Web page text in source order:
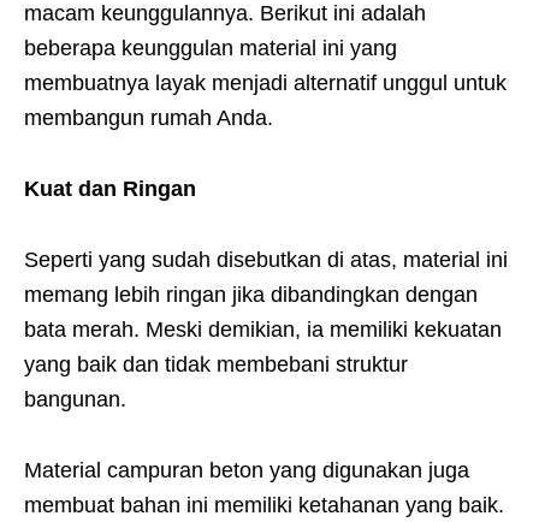
macam keunggulannya. Berikut ini adalah
beberapa keunggulan material ini yang
membuatnya layak menjadi alternatif unggul untuk
membangun rumah Anda.
Kuat dan Ringan
Seperti yang sudah disebutkan di atas, material ini
memang lebih ringan jika dibandingkan dengan
bata merah. Meski demikian, ia memiliki kekuatan
yang baik dan tidak membebani struktur
bangunan.
Material campuran beton yang digunakan juga
membuat bahan ini memiliki ketahanan yang baik.